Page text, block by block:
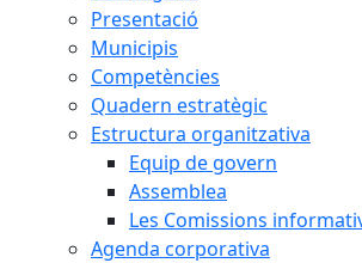
Presentació
Municipis
Competències
Quadern estratègic
Estructura organitzativa
Equip de govern
Assemblea
Les Comissions
Agenda corporativa